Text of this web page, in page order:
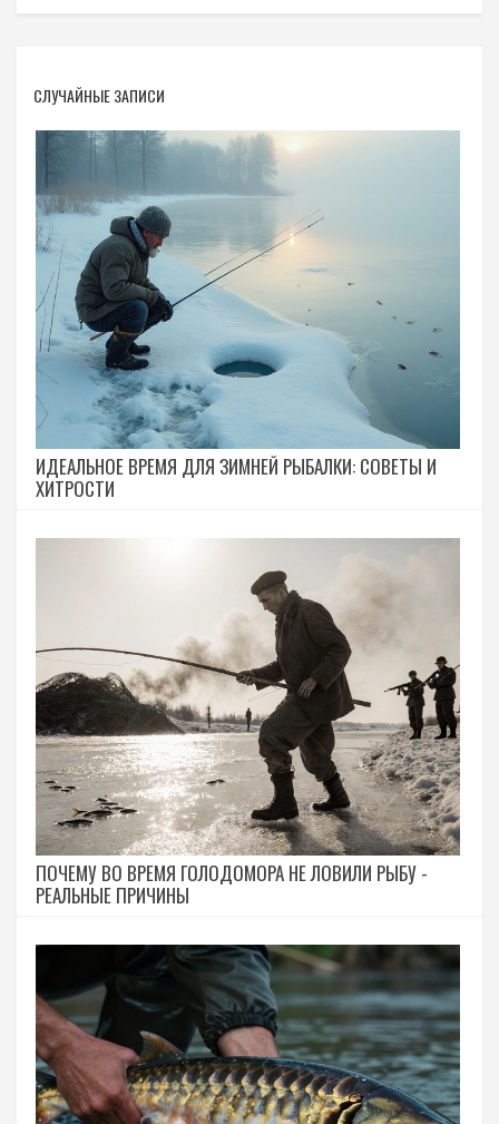
СЛУЧАЙНЫЕ ЗАПИСИ
ИДЕАЛЬНОЕ ВРЕМЯ ДЛЯ ЗИМНЕЙ РЫБАЛКИ: СОВЕТЫ И
ХИТРОСТИ
ПОЧЕМУ ВО ВРЕМЯ ГОЛОДОМОРА НЕ ЛОВИЛИ РЫБУ -
РЕАЛЬНЫЕ ПРИЧИНЫ